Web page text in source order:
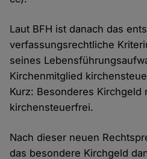
Laut BFH ist danach das
verfassungsrechtliche
seines
Kirchenmitglied
Kurz: Besonderes Kirchgeld
kirchensteuerfrei.
Nach dieser neuen
das besondere Kirchgeld